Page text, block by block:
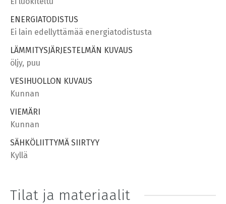
ENERGIATODISTUS
Ei lain edellyttämää energiatodistusta
LÄMMITYSJÄRJESTELMÄN KUVAUS
öljy, puu
VESIHUOLLON KUVAUS
Kunnan
VIEMÄRI
Kunnan
SÄHKÖLIITTYMÄ SIIRTYY
Kyllä
Tilat ja materiaalit